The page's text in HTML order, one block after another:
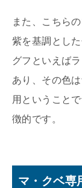
また、こちら
紫を基調とし
グフといえば
あり、その色
用ということ
徴的です。
マ・クベ専